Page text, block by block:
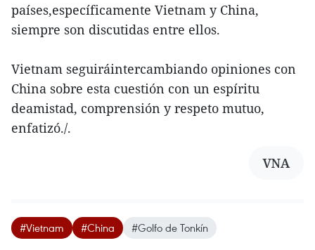
países,específicamente Vietnam y China,
siempre son discutidas entre ellos.
Vietnam seguiráintercambiando opiniones con
China sobre esta cuestión con un espíritu
deamistad, comprensión y respeto mutuo,
enfatizó./.
VNA
#Vietnam #China #Golfo de Tonkín